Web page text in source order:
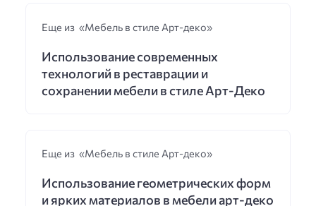
Еще из «Мебель в стиле Арт-деко»
Использование современных
технологий в реставрации и
сохранении мебели в стиле Арт-Деко
Еще из «Мебель в стиле Арт-деко»
Использование геометрических форм
и ярких материалов в мебели арт-деко